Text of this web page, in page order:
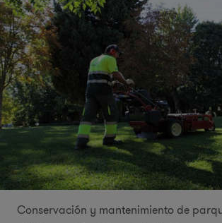
Conservación y mantenimiento de